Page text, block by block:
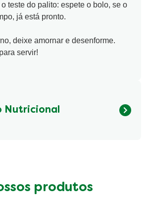
teste do palito: espete o bolo, se o
já está pronto.
deixe amornar e desenforme.
servir!
Nutricional
produtos